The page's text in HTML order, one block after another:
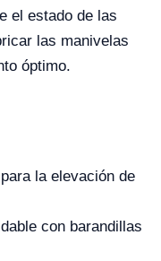
el estado de las
las manivelas
óptimo.
la elevación de
con barandillas